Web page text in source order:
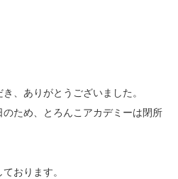
、ありがとうございました。
ため、とろんこアカデミーは閉所
おります。